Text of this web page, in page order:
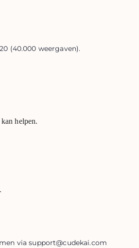
(40.000 weergaven).
helpen.
via support@cudekai.com